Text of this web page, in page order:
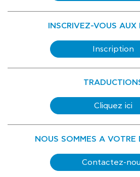
INSCRIVEZ-VOUS AUX
Inscription
Cliquez ici
NOUS SOMMES A VOTRE
Contactez-